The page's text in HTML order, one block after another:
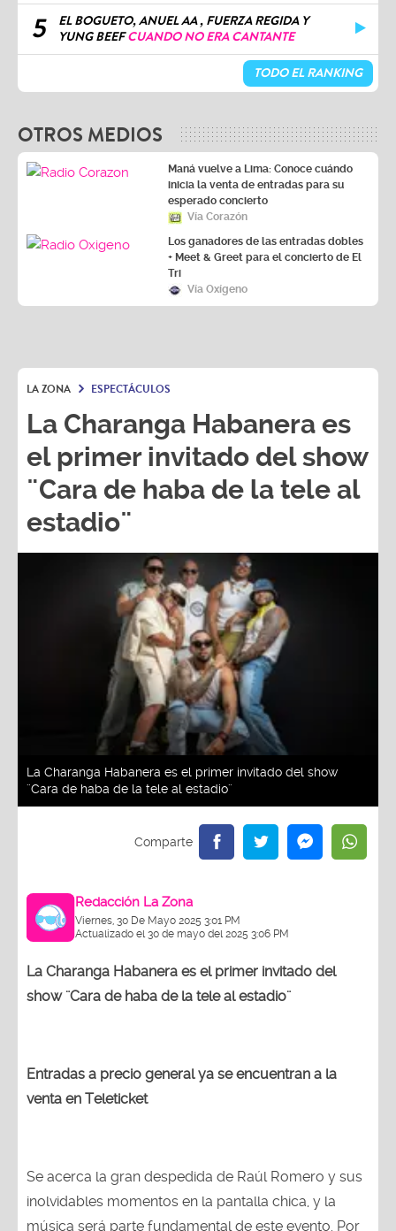
5
EL BOGUETO, ANUEL AA , FUERZA REGIDA Y
YUNG BEEFCUANDO NO ERA CANTANTE
TODO EL RANKING
OTROS MEDIOS
Maná vuelve a Lima: Conoce cuándo
inicia la venta de entradas para su
esperado concierto
Vía Corazón
Los ganadores de las entradas dobles
+ Meet & Greet para el concierto de El
Tri
Vía Oxígeno
LA ZONA ESPECTÁCULOS
La Charanga Habanera es
el primer invitado del show
¨Cara de haba de la tele al
estadio¨
La Charanga Habanera es el primer invitado del show
¨Cara de haba de la tele al estadio¨
Viernes, 30 De Mayo 2025 3:01 PM
Actualizado el 30 de mayo del 2025 3:06 PM
show ¨Cara de haba de la tele al estadio¨
venta en Teleticket
inolvidables momentos en la pantalla chica, y la
música será parte fundamental de este evento. Por